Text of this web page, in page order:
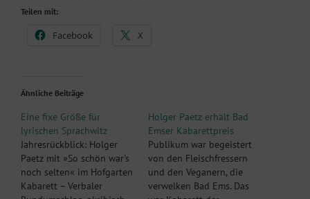
Teilen mit:
Facebook X
Ähnliche Beiträge
Eine fixe Größe für
lyrischen Sprachwitz
Jahresrückblick: Holger
Paetz mit »So schön war's
noch selten« im Hofgarten
Kabarett – Verbaler
Holger Paetz erhält Bad
Emser Kabarettpreis
Publikum war begeistert
von den Fleischfressern
und den Veganern, die
verwelken Bad Ems. Das